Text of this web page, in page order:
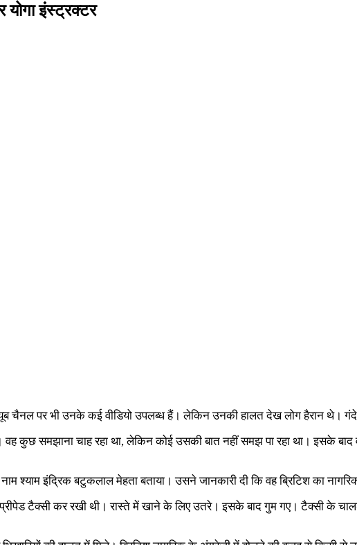
योगा इंस्ट्रक्टर
चैनल पर भी उनके कई वीडियो उपलब्ध हैं। लेकिन उनकी हालत देख लोग हैरान थे।
कुछ समझाना चाह रहा था, लेकिन कोई उसकी बात नहीं समझ पा रहा था। इसके
श्याम इंद्रिक बटुकलाल मेहता बताया। उसने जानकारी दी कि वह ब्रिटिश का
टैक्सी कर रखी थी। रास्ते में खाने के लिए उतरे। इसके बाद गुम गए। टैक्सी के